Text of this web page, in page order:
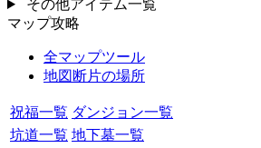
その他アイテム一覧
マップ攻略
全マップツール
地図断片の場所
祝福一覧 ダンジョン一覧
坑道一覧 地下墓一覧